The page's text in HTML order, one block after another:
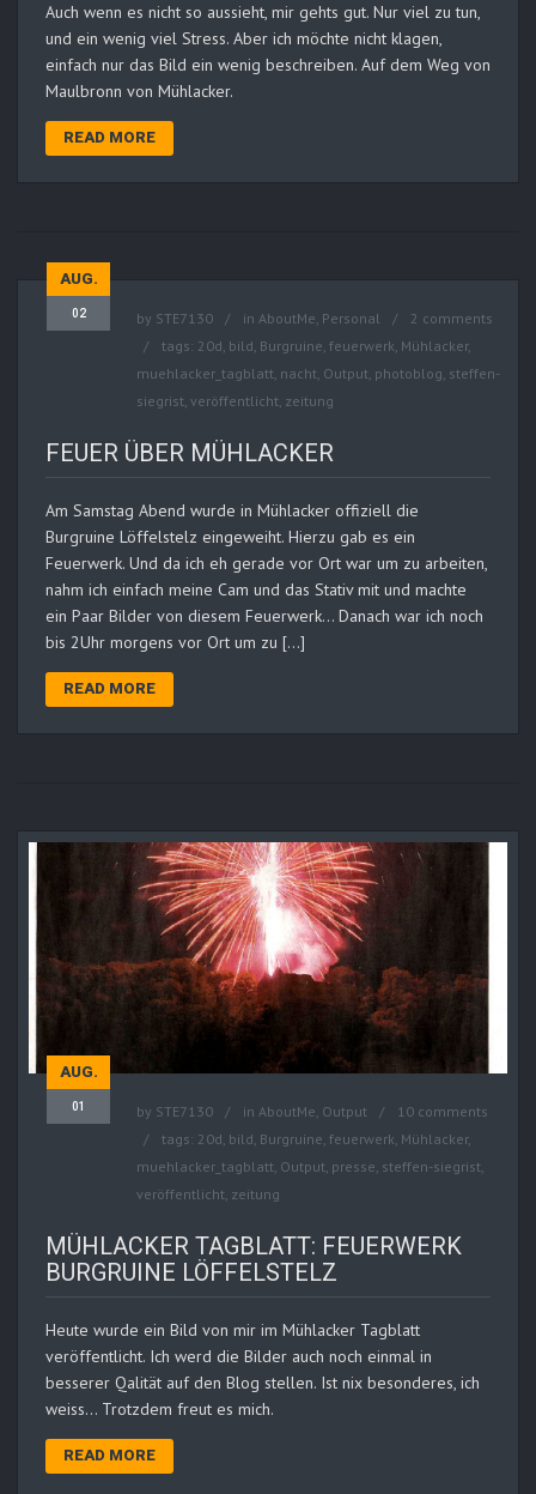
Auch wenn es nicht so aussieht, mir gehts gut. Nur viel zu tun,
und ein wenig viel Stress. Aber ich möchte nicht klagen,
einfach nur das Bild ein wenig beschreiben. Auf dem Weg von
Maulbronn von Mühlacker.
READ MORE
AUG.
02 by STE7130 in AboutMe, Personal
2 comments
tags: 20d, bild, Burgruine, feuerwerk, Mühlacker,
muehlacker_tagblatt, nacht, Output, photoblog, steffen-
siegrist, veröffentlicht, zeitung
FEUER ÜBER MÜHLACKER
Am Samstag Abend wurde in Mühlacker offiziell die
Burgruine Löffelstelz eingeweiht. Hierzu gab es ein
Feuerwerk. Und da ich eh gerade vor Ort war um zu arbeiten,
nahm ich einfach meine Cam und das Stativ mit und machte
ein Paar Bilder von diesem Feuerwerk… Danach war ich noch
bis 2Uhr morgens vor Ort um zu […]
READ MORE
AUG.
01 by STE7130 in AboutMe Output
10 comments
tags: 20d bild Burgruine feuerwerk Mühlacker,
muehlacker_tagblatt Output presse steffen-siegrist
veröffentlicht zeitung
MÜHLACKER TAGBLATT: FEUERWERK
BURGRUINE LÖFFELSTELZ
Heute wurde ein Bild von mir im Mühlacker Tagblatt
veröffentlicht. Ich werd die Bilder auch noch einmal in
besserer Qalität auf den Blog stellen. Ist nix besonderes, ich
weiss… Trotzdem freut es mich.
READ MORE